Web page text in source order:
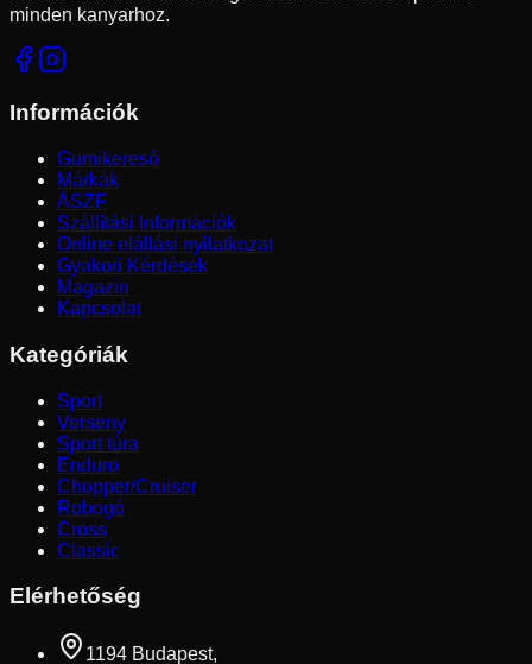
minden kanyarhoz.
Információk
Gumikereső
Márkák
ÁSZF
Szállítási Információk
Online elállási nyilatkozat
Gyakori Kérdések
Magazin
Kapcsolat
Kategóriák
Sport
Verseny
Sport túra
Enduro
Chopper/Cruiser
Robogó
Cross
Classic
Elérhetőség
1194 Budapest,